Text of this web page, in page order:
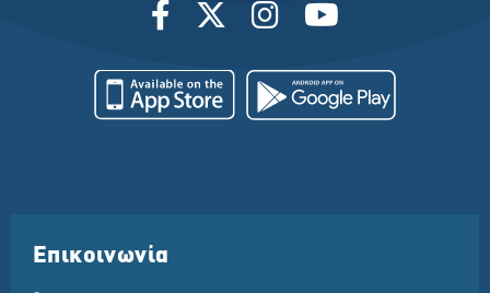
Επικοινωνία